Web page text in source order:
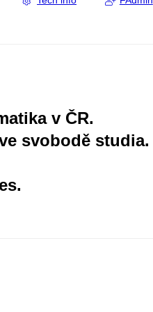
v ČR.
svobodě studia.